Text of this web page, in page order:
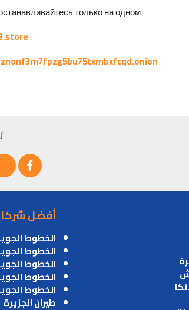
только на одном.
أفضل
الخطوط
الخطوط
الخطوط
الخطوط
الخطوط
طيران الجزيرة